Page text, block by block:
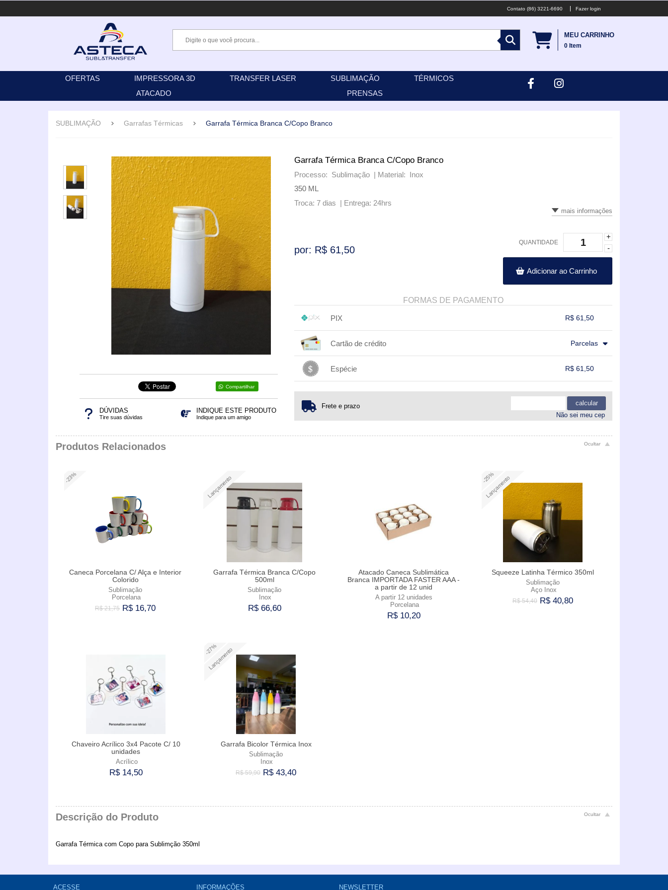
(86) 3221-6690 Fazer login
MEU CARRINHO
0 Item
OFERTAS IMPRESSORA 3D TRANSFER LASER SUBLIMAÇÃO
TÉRMICOS
ATACADO
PRENSAS
SUBLIMAÇÃO Garrafas Térmicas Garrafa Térmica Branca C/Copo Branco
Compartilhar
DÚVIDAS
Tire suas dúvidas
INDIQUE ESTE PRODUTO
Indique para um amigo
Garrafa Térmica Branca C/Copo Branco
Processo: Sublimação | Material: Inox
350 ML
Troca: 7 dias | Entrega: 24hrs
mais informações
por: R$ 61,50
QUANTIDADE
+
-
Adicionar ao Carrinho
FORMAS DE PAGAMENTO
PIX R$ 61,50
Cartão de crédito Parcelas
Espécie R$ 61,50
... ..
Frete e prazo
calcular
Não sei meu cep
Produtos Relacionados
-23%
Caneca Porcelana C/ Alça e Interior
Colorido
Sublimação
Porcelana
R$ 21,75 R$ 16,70
Lançamento
Garrafa Térmica Branca C/Copo
500ml
Sublimação
Inox
R$ 66,60
Atacado Caneca Sublimática
Branca IMPORTADA FASTER AAA -
a partir de 12 unid
A partir 12 unidades
Porcelana
R$ 10,20
-25%
Lançamento
Squeeze Latinha Térmico 350ml
Sublimação
Aço Inox
R$ 54,40 R$ 40,80
Chaveiro Acrílico 3x4 Pacote C/ 10
unidades
Acrílico
R$ 14,50
-27%
Lançamento
Garrafa Bicolor Térmica Inox
Sublimação
Inox
R$ 59,90 R$ 43,40
Descrição do Produto
Garrafa Térmica com Copo para Sublimção 350ml
ACESSE INFORMAÇÕES NEWSLETTER